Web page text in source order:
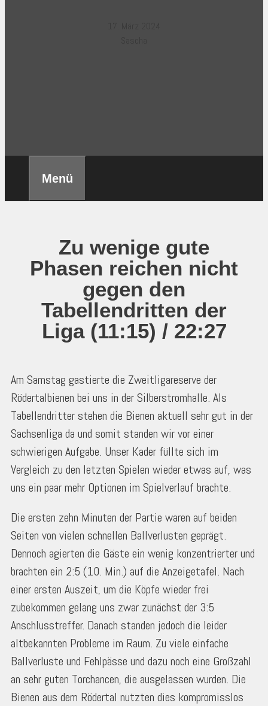
Menü
Zu wenige gute
Phasen reichen nicht
gegen den
Tabellendritten der
Liga (11:15) / 22:27
Am Samstag gastierte die Zweitligareserve der
Rödertalbienen bei uns in der Silberstromhalle. Als
Tabellendritter stehen die Bienen aktuell sehr gut in der
Sachsenliga da und somit standen wir vor einer
schwierigen Aufgabe. Unser Kader füllte sich im
Vergleich zu den letzten Spielen wieder etwas auf, was
uns ein paar mehr Optionen im Spielverlauf brachte.
Die ersten zehn Minuten der Partie waren auf beiden
Seiten von vielen schnellen Ballverlusten geprägt.
Dennoch agierten die Gäste ein wenig konzentrierter und
brachten ein 2:5 (10. Min.) auf die Anzeigetafel. Nach
einer ersten Auszeit, um die Köpfe wieder frei
zubekommen gelang uns zwar zunächst der 3:5
Anschlusstreffer. Danach standen jedoch die leider
altbekannten Probleme im Raum. Zu viele einfache
Ballverluste und Fehlpässe und dazu noch eine Großzahl
an sehr guten Torchancen, die ausgelassen wurden. Die
Bienen aus dem Rödertal nutzten dies kompromisslos